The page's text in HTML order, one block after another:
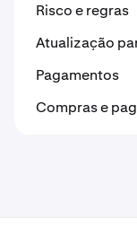
Risco e regras
Atualização
Pagamentos
Compras e